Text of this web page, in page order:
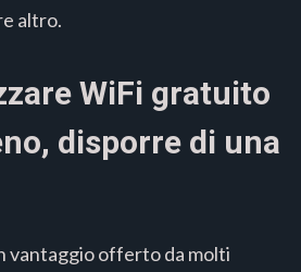
altro.
WiFi gratuito
disporre di una
vantaggio offerto da molti